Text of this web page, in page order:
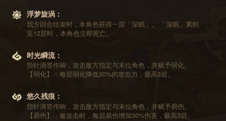
浮梦旋涡：
我方回合结束时，本角色获得一层「深眠」。 「深眠」累积
至12层时，本角色立即死亡。
时光瞬流：
指针滴答作响，攻击敌方指定与末位角色，并赋予弱化。
【弱化】：每层弱化降低30%的攻击力，最高3层。
悠久残痕：
指针滴答作响，攻击敌方指定与末位角色，并赋予易伤。
【易伤】：被攻击时，每层易伤增加30%伤害，最高3层。